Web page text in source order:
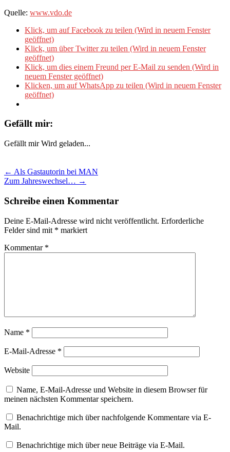
Quelle: www.vdo.de
Klick, um auf Facebook zu teilen (Wird in neuem Fenster
geöffnet)
Klick, um über Twitter zu teilen (Wird in neuem Fenster
geöffnet)
Klick, um dies einem Freund per E-Mail zu senden (Wird in
neuem Fenster geöffnet)
Klicken, um auf WhatsApp zu teilen (Wird in neuem Fenster
geöffnet)
Gefällt mir:
Gefällt mir Wird geladen...
Post
navigation
← Als Gastautorin bei MAN
Zum Jahreswechsel… →
Schreibe einen Kommentar
Deine E-Mail-Adresse wird nicht veröffentlicht. Erforderliche
Felder sind mit * markiert
Kommentar *
Name *
E-Mail-Adresse *
Website
Name, E-Mail-Adresse und Website in diesem Browser für
meinen nächsten Kommentar speichern.
Benachrichtige mich über nachfolgende Kommentare via E-
Mail.
Benachrichtige mich über neue Beiträge via E-Mail.